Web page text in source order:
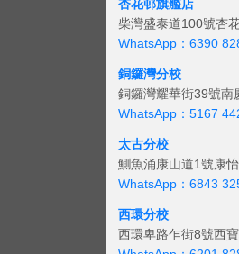
杏花邨旗艦店
柴灣盛泰道100號杏
WhatsApp：6390
銅鑼灣分校
銅鑼灣耀華街39號南
WhatsApp：5167
太古分校
鰂魚涌康山道1號康
WhatsApp：6843
西環分校
西環卑路乍街8號西